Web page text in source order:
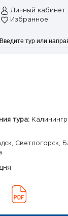
Личный кабинет
Избранное
тура:
Светлогорск,